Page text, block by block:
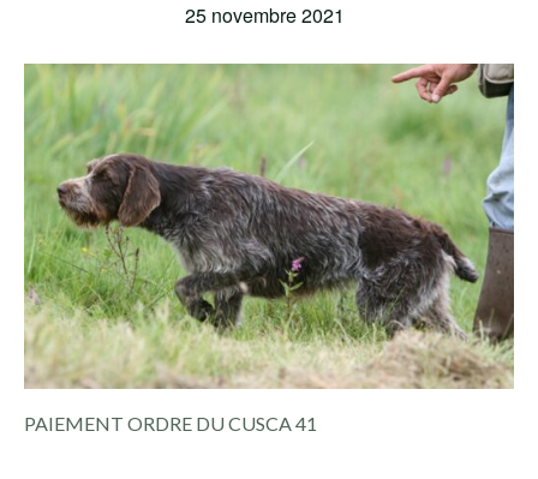
25 novembre 2021
PAIEMENT ORDRE DU CUSCA 41